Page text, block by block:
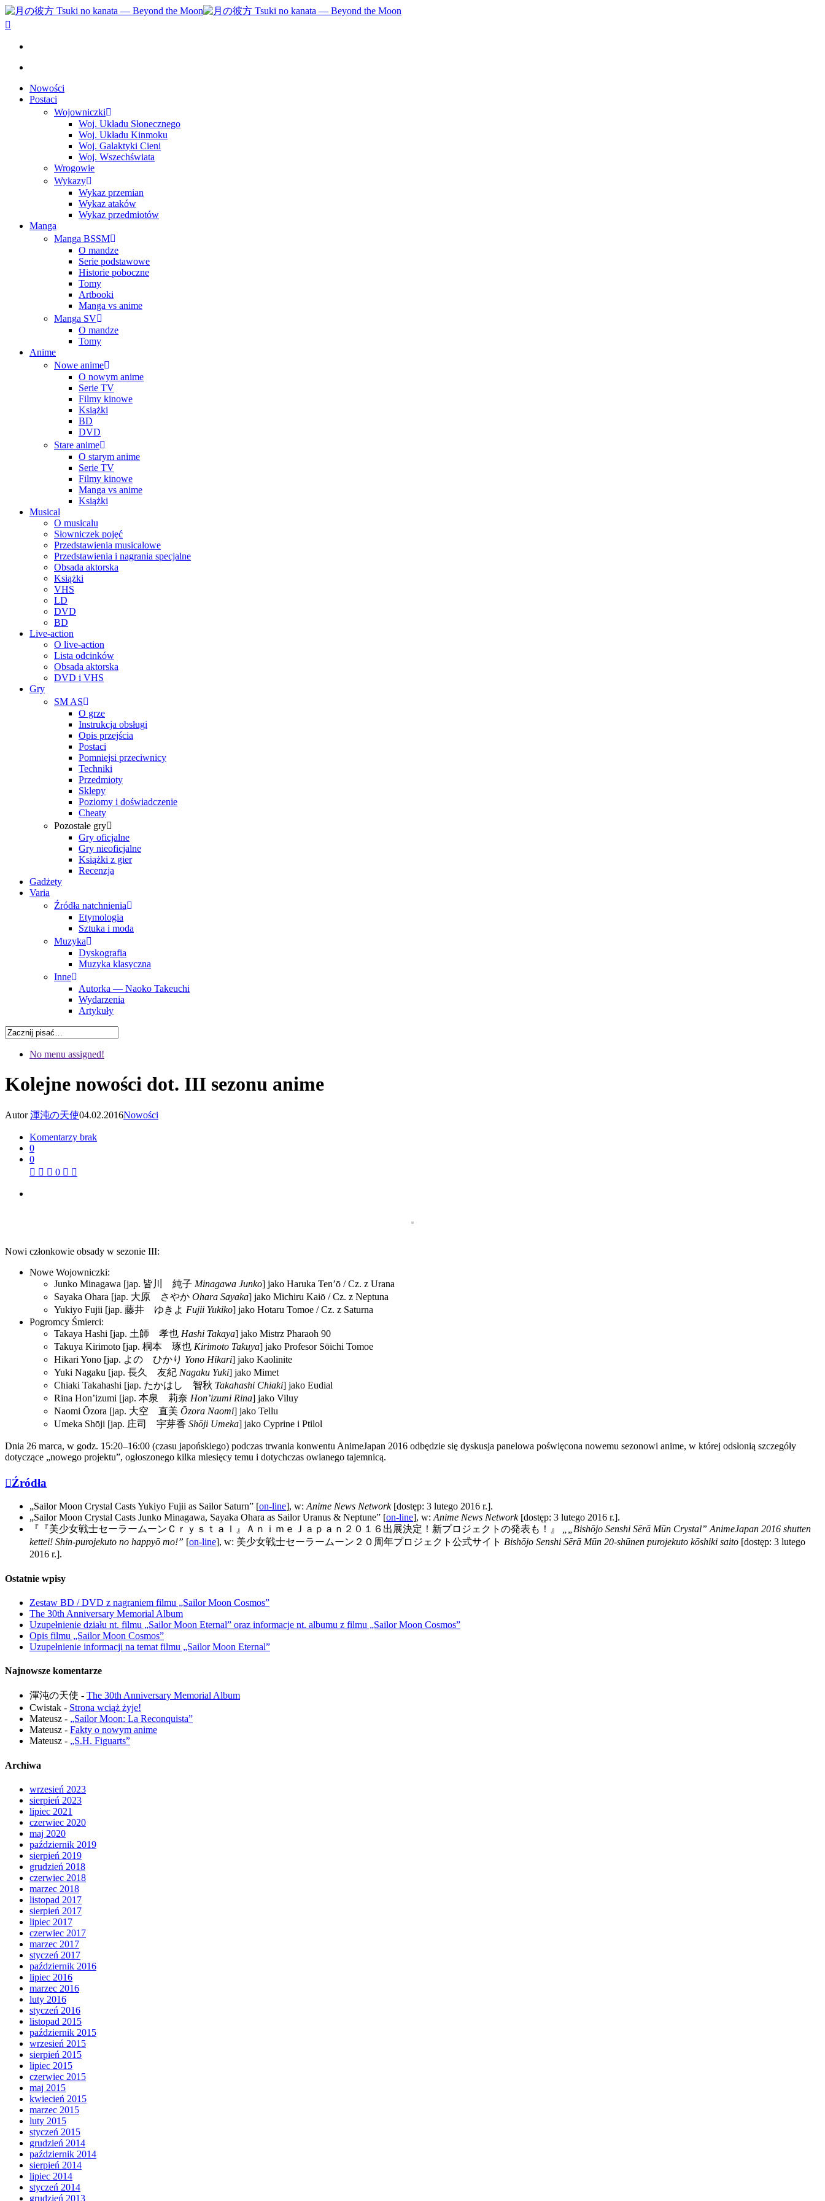
Nowości
Postaci
Wojowniczki
Woj. Układu Słonecznego
Woj. Układu Kinmoku
Woj. Galaktyki Cieni
Woj. Wszechświata
Wrogowie
Wykazy
Wykaz przemian
Wykaz ataków
Wykaz przedmiotów
Manga
Manga BSSM
O mandze
Serie podstawowe
Historie poboczne
Tomy
Artbooki
Manga vs anime
Manga SV
O mandze
Tomy
Anime
Nowe anime
O nowym anime
Serie TV
Filmy kinowe
Książki
BD
DVD
Stare anime
O starym anime
Serie TV
Filmy kinowe
Manga vs anime
Książki
Musical
O musicalu
Słowniczek pojęć
Przedstawienia musicalowe
Przedstawienia i nagrania specjalne
Obsada aktorska
Książki
VHS
LD
DVD
BD
Live-action
O live-action
Lista odcinków
Obsada aktorska
DVD i VHS
Gry
SM AS
O grze
Instrukcja obsługi
Opis przejścia
Postaci
Pomniejsi przeciwnicy
Techniki
Przedmioty
Sklepy
Poziomy i doświadczenie
Cheaty
Pozostałe gry
Gry oficjalne
Gry nieoficjalne
Książki z gier
Recenzja
Gadżety
Varia
Źródła natchnienia
Etymologia
Sztuka i moda
Muzyka
Dyskografia
Muzyka klasyczna
Inne
Autorka — Naoko Takeuchi
Wydarzenia
Artykuły
No menu assigned!
Kolejne nowości dot. III sezonu anime
Autor渾沌の天使04.02.2016Nowości
Komentarzy brak
0
0
0
Nowi członkowie obsady w sezonie III:
Nowe Wojowniczki:
Junko Minagawa [jap. 皆川 純子 Minagawa Junko] jako Haruka Ten’ō / Cz. z Urana
Sayaka Ohara [jap. 大原 さやか Ohara Sayaka] jako Michiru Kaiō / Cz. z Neptuna
Yukiyo Fujii [jap. 藤井 ゆきよ Fujii Yukiko] jako Hotaru Tomoe / Cz. z Saturna
Pogromcy Śmierci:
Takaya Hashi [jap. 土師 孝也 Hashi Takaya] jako Mistrz Pharaoh 90
Takuya Kirimoto [jap. 桐本 琢也 Kirimoto Takuya] jako Profesor Sōichi Tomoe
Hikari Yono [jap. よの ひかり Yono Hikari] jako Kaolinite
Yuki Nagaku [jap. 長久 友紀 Nagaku Yuki] jako Mimet
Chiaki Takahashi [jap. たかはし 智秋 Takahashi Chiaki] jako Eudial
Rina Hon’izumi [jap. 本泉 莉奈 Hon’izumi Rina] jako Viluy
Naomi Ōzora [jap. 大空 直美 Ōzora Naomi] jako Tellu
Umeka Shōji [jap. 庄司 宇芽香 Shōji Umeka] jako Cyprine i Ptilol
Dnia 26 marca, w godz. 15:20–16:00 (czasu japońskiego) podczas trwania konwentu AnimeJapan 2016 odbędzie się dyskusja panelowa poświęcona nowemu sezonowi anime, w której odsłonią szczegóły
dotyczące „nowego projektu”, ogłoszonego kilka miesięcy temu i dotychczas owianego tajemnicą.
Źródła
„Sailor Moon Crystal Casts Yukiyo Fujii as Sailor Saturn” [on-line], w: Anime News Network[dostęp: 3 lutego ‎2016 r.].
„Sailor Moon Crystal Casts Junko Minagawa, Sayaka Ohara as Sailor Uranus & Neptune” [on-line], w: Anime News Network[dostęp: 3 lutego ‎2016 r.].
『『美少女戦士セーラームーンＣｒｙｓｔａｌ』ＡｎｉｍｅＪａｐａｎ２０１６出展決定！新プロジェクトの発表も！』
„„Bishōjo Senshi Sērā Mūn Crystal” AnimeJapan 2016 shutten
kettei! Shin-purojekuto no happyō mo!” [on-line], w: 美少女戦士セーラームーン２０周年プロジェクト公式サイト Bishōjo Senshi Sērā Mūn 20-shūnen purojekuto kōshiki saito [dostęp: 3 lutego
‎2016 r.].
Ostatnie wpisy
Zestaw BD / DVD z nagraniem filmu „Sailor Moon Cosmos”
The 30th Anniversary Memorial Album
Uzupełnienie działu nt. filmu „Sailor Moon Eternal” oraz informacje nt. albumu z filmu „Sailor Moon Cosmos”
Opis filmu „Sailor Moon Cosmos”
Uzupełnienie informacji na temat filmu „Sailor Moon Eternal”
Najnowsze komentarze
渾沌の天使 - The 30th Anniversary Memorial Album
Cwistak - Strona wciąż żyje!
Mateusz - „Sailor Moon: La Reconquista”
Mateusz - Fakty o nowym anime
Mateusz - „S.H. Figuarts”
Archiwa
wrzesień 2023
sierpień 2023
lipiec 2021
czerwiec 2020
maj 2020
październik 2019
sierpień 2019
grudzień 2018
czerwiec 2018
marzec 2018
listopad 2017
sierpień 2017
lipiec 2017
czerwiec 2017
marzec 2017
styczeń 2017
październik 2016
lipiec 2016
marzec 2016
luty 2016
styczeń 2016
listopad 2015
październik 2015
wrzesień 2015
sierpień 2015
lipiec 2015
czerwiec 2015
maj 2015
kwiecień 2015
marzec 2015
luty 2015
styczeń 2015
grudzień 2014
październik 2014
sierpień 2014
lipiec 2014
styczeń 2014
grudzień 2013